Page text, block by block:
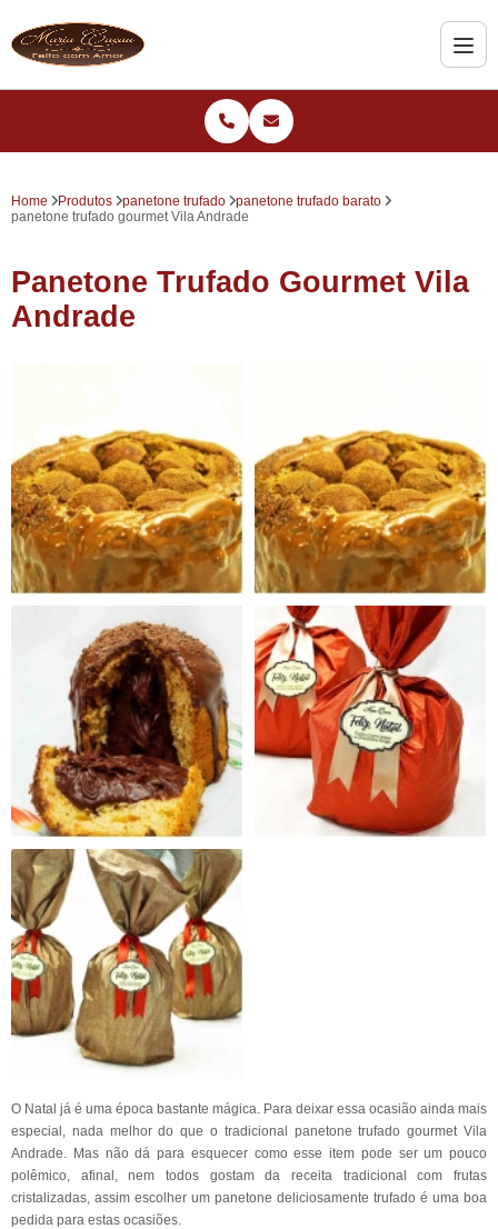
Home Produtos panetone trufado
panetone trufado barato
panetone trufado gourmet Vila Andrade
Panetone Trufado Gourmet Vila
Andrade
O Natal já é uma época bastante mágica. Para deixar essa ocasião ainda mais
especial, nada melhor do que o tradicional panetone trufado gourmet Vila
Andrade. Mas não dá para esquecer como esse item pode ser um pouco
polêmico, afinal, nem todos gostam da receita tradicional com frutas
cristalizadas, assim escolher um panetone deliciosamente trufado é uma boa
pedida para estas ocasiões.